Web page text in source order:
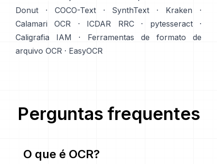
Donut · COCO-Text· SynthText · Kraken ·
Calamari OCR · ICDAR RRC· pytesseract·
Caligrafia IAM
· Ferramentas de formato de
arquivo OCR · EasyOCR
Perguntas frequentes
O que é OCR?